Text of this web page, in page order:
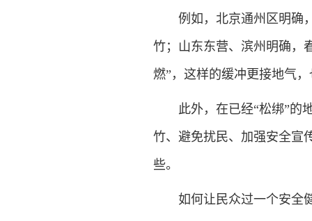
例如，北京通州区明确，
竹；山东东营、滨州明确，
燃”，这样的缓冲更接地气
此外，在已经“松绑”的地
竹、避免扰民、加强安全宣
些。
如何让民众过一个安全健